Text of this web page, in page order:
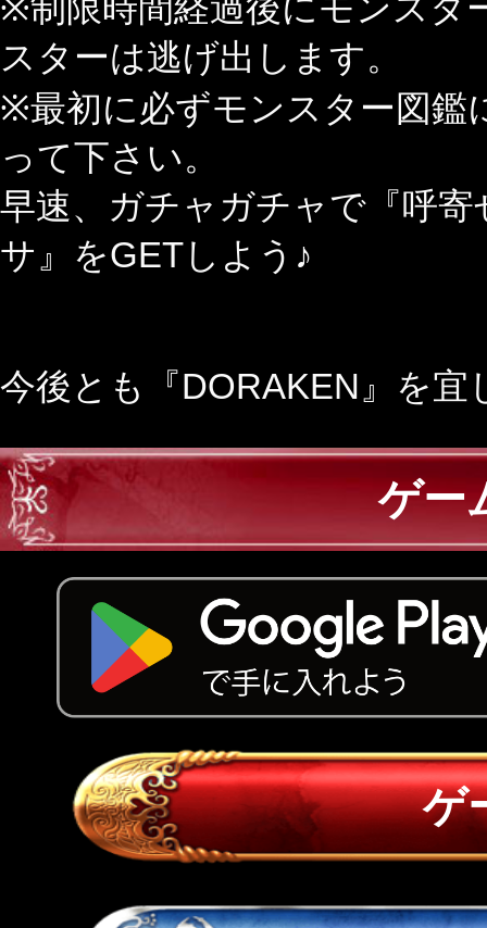
※制限時間経過後にモンスタ
スターは逃げ出します。
※最初に必ずモンスター図鑑
って下さい。
早速、ガチャガチャで『呼
サ』をGETしよう♪
今後とも『DORAKEN』を
ゲー
ゲ